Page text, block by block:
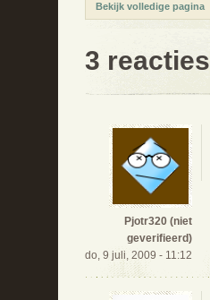
Bekijk volledige pagina
3 reacties
Pjotr320 (niet
geverifieerd)
do, 9 juli, 2009 - 11:12